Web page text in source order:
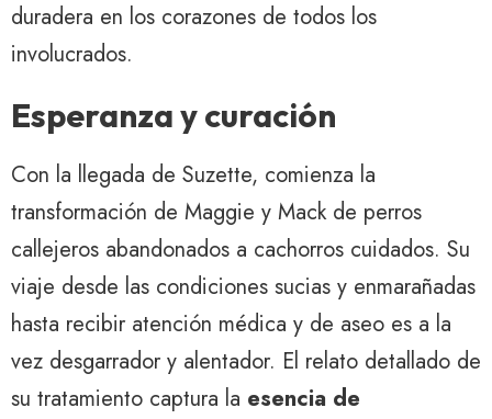
duradera en los corazones de todos los
involucrados.
Esperanza y curación
Con la llegada de Suzette, comienza la
transformación de Maggie y Mack de perros
callejeros abandonados a cachorros cuidados. Su
viaje desde las condiciones sucias y enmarañadas
hasta recibir atención médica y de aseo es a la
vez desgarrador y alentador. El relato detallado de
su tratamiento captura la esencia de